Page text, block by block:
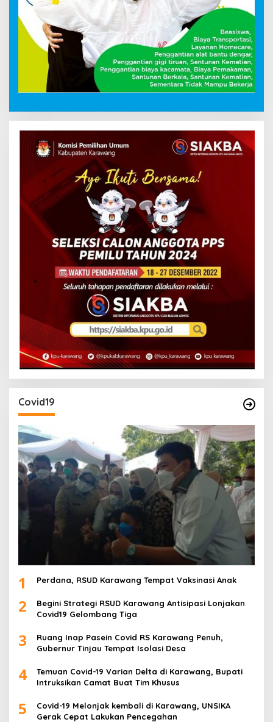
Covid19
1 Perdana, RSUD Karawang Tempat Vaksinasi Anak
2
Begini Strategi RSUD Karawang Antisipasi Lonjakan
Covid19 Gelombang Tiga
3
Ruang Inap Pasein Covid RS Karawang Penuh,
Gubernur Tinjau Tempat Isolasi Desa
4
Temuan Covid-19 Varian Delta di Karawang, Bupati
Intruksikan Camat Buat Tim Khusus
5
Covid-19 Melonjak kembali di Karawang, UNSIKA
Gerak Cepat Lakukan Pencegahan